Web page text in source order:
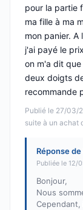
Publié le 27/03/
suite à un achat
pour la partie
ma fille à ma
mon panier. A
j'ai payé le
on m'a dit
deux doigts
recommande
Réponse
Publiée le 12/
Bonjour,
Nous